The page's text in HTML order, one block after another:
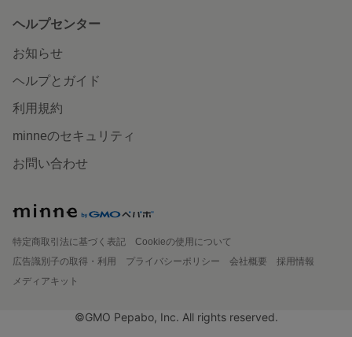
ヘルプセンター
お知らせ
ヘルプとガイド
利用規約
minneのセキュリティ
お問い合わせ
特定商取引法に基づく表記
Cookieの使用について
広告識別子の取得・利用
プライバシーポリシー 会社概要
採用情報
メディアキット
©GMO Pepabo, Inc. All rights reserved.